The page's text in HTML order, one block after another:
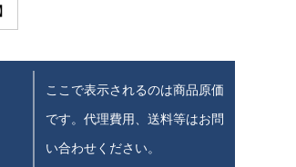
ここで表示されるのは商品原価
です。代理費用、送料等はお問
い合わせください。